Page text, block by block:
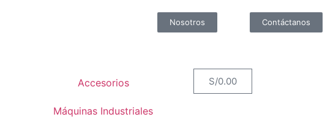
Nosotros Contáctanos
Accesorios
Máquinas Industriales
S/0.00